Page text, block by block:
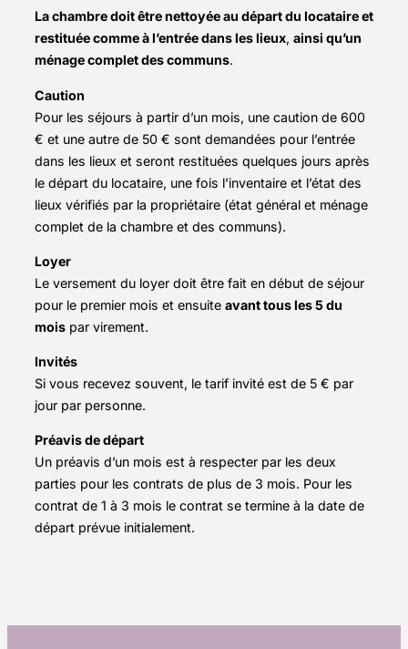
La chambre doit être nettoyée au départ du locataire et
restituée comme à l’entrée dans les lieux, ainsi qu’un
ménage complet des communs.
Caution
Pour les séjours à partir d’un mois, une caution de 600
€ et une autre de 50 € sont demandées pour l’entrée
dans les lieux et seront restituées quelques jours après
le départ du locataire, une fois l’inventaire et l’état des
lieux vérifiés par la propriétaire (état général et ménage
complet de la chambre et des communs).
Loyer
Le versement du loyer doit être fait en début de séjour
pour le premier mois et ensuite avant tous les 5 du
mois par virement.
Invités
Si vous recevez souvent, le tarif invité est de 5 € par
jour par personne.
Préavis de départ
Un préavis d’un mois est à respecter par les deux
parties pour les contrats de plus de 3 mois. Pour les
contrat de 1 à 3 mois le contrat se termine à la date de
départ prévue initialement.